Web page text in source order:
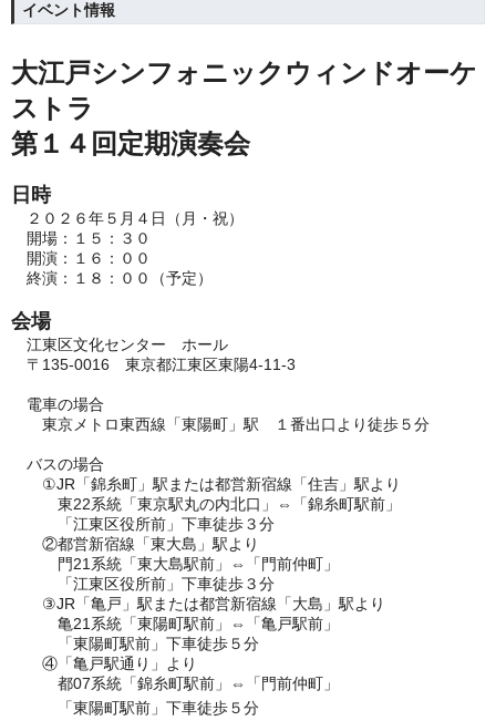
イベント情報
大江戸シンフォニックウィンドオーケ
ストラ
第１４回定期演奏会
日時
２０２６年５月４日（月・祝）
開場：１５：３０
開演：１６：００
終演：１８：００（予定）
会場
江東区文化センター ホール
〒135-0016 東京都江東区東陽4-11-3
電車の場合
東京メトロ東西線「東陽町」駅 １番出口より徒歩５分
バスの場合
①JR「錦糸町」駅または都営新宿線「住吉」駅より
東22系統「東京駅丸の内北口」⇔「錦糸町駅前」
「江東区役所前」下車徒歩３分
②都営新宿線「東大島」駅より
門21系統「東大島駅前」⇔「門前仲町」
「江東区役所前」下車徒歩３分
③JR「亀戸」駅または都営新宿線「大島」駅より
亀21系統「東陽町駅前」⇔「亀戸駅前」
「東陽町駅前」下車徒歩５分
④「亀戸駅通り」より
都07系統「錦糸町駅前」⇔「門前仲町」
「東陽町駅前」下車徒歩５分